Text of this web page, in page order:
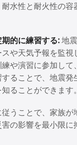
水性と耐火性の容
的に練習する:地
や天気予報を監視
や演習に参加して
ることで、地震発
ることができます。
うことで、家族
の影響を最小限に